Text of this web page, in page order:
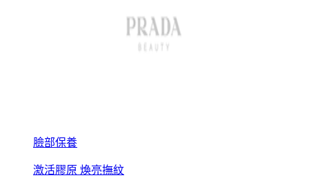
臉部保養
激活膠原 煥亮撫紋